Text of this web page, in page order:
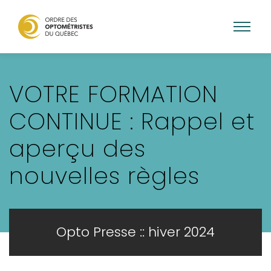
contenu
VOTRE FORMATION
CONTINUE : Rappel et
aperçu des
nouvelles règles
Opto Presse :: hiver 2024